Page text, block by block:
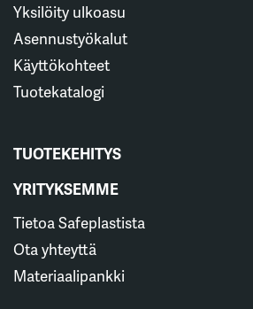
Yksilöity ulkoasu
Asennustyökalut
Käyttökohteet
Tuotekatalogi
TUOTEKEHITYS
YRITYKSEMME
Tietoa Safeplastista
Ota yhteyttä
Materiaalipankki